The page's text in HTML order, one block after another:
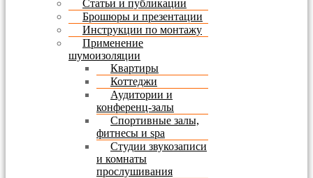
Статьи и публикации
Брошюры и презентации
Инструкции по монтажу
Применение
шумоизоляции
Квартиры
Коттеджи
Аудитории и
конференц-залы
Спортивные залы,
фитнесы и spa
Студии звукозаписи
и комнаты
прослушивания